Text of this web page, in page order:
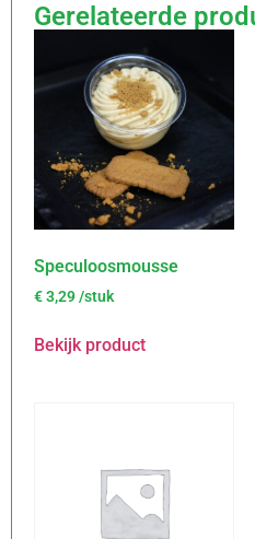
Gerelateerde
Speculoosmousse
€3,29/stuk
Bekijk product